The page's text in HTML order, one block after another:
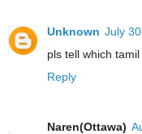
Unknown July
pls tell which
Reply
Naren(Ottawa)